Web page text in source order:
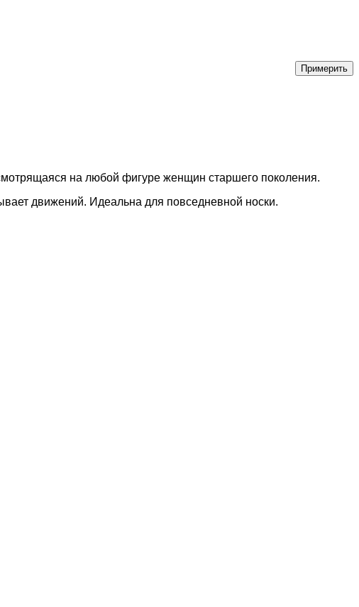
на любой фигуре женщин старшего поколения.
движений. Идеальна для повседневной носки.